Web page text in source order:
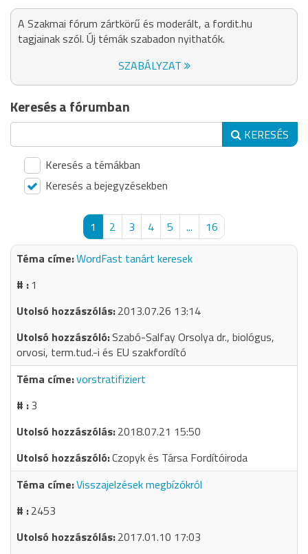
A Szakmai fórum zártkörű és moderált, a fordit.hu
tagjainak szól. Új témák szabadon nyithatók.
SZABÁLYZAT
Keresés a fórumban
KERESÉS
Keresés a témákban
Keresés a bejegyzésekben
1 2 3 4 5 ...
16
WordFast tanárt keresek
1
2013.07.26 13:14
Szabó-Salfay Orsolya dr., biológus,
orvosi, term.tud.-i és EU szakfordító
vorstratifiziert
3
2018.07.21 15:50
Czopyk és Társa Fordítóiroda
Visszajelzések megbízókról
2453
2017.01.10 17:03